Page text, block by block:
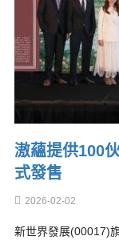
滶蘊提供100
式發售
2026-02-02
新世界發展(00017)